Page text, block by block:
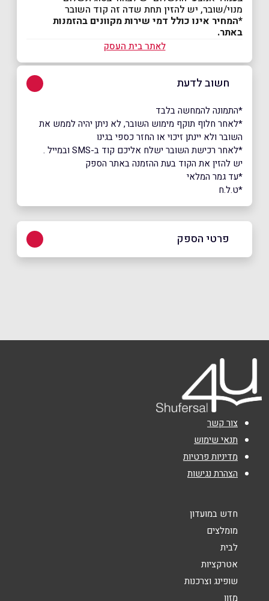
מנוי/שובר, יש להזין תחת שדה זה קוד השובר
*המחיר אינו כולל דמי שירות מקוונים בהזמנות
באתר.
לאתר בית העסק
חשוב לדעת
*התמונה להמחשה בלבד
*לאחר חלוף תוקף מימוש השובר, לא ניתן יהיה לממש את
השובר ולא יינתן זיכוי או החזר כספי בגינו
*לאחר רכישת השובר ישלח אליכם קוד ב-SMS ובמייל .
יש להזין את הקוד בעת ההזמנה באתר הספק
*עד גמר המלאי
*ט.ל.ח
פרטי הספק
שם מלא
טלפון*
אימייל*
נושא*
הודעה*
צור קשר
תנאי שימוש
מדיניות פרטיות
הצהרת נגישות
חדש במועדון
מומלצים
לבית
אטרקציות
שופינג וצרכנות
מזון